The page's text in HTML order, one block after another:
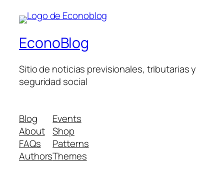
EconoBlog
Sitio de noticias previsionales, tributarias y
seguridad social
Blog
About
FAQs
Authors
Events
Shop
Patterns
Themes